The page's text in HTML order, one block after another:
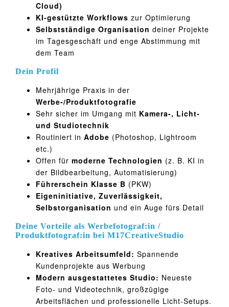
Cloud)
KI-gestützte Workflows zur Optimierung
Selbstständige Organisation deiner Projekte
im Tagesgeschäft und enge Abstimmung mit
dem Team
Dein Profil
Mehrjährige Praxis in der
Werbe-/Produktfotografie
Sehr sicher im Umgang mit Kamera-, Licht-
und Studiotechnik
Routiniert in Adobe (Photoshop, Lightroom
etc.)
Offen für moderne Technologien (z. B. KI in
der Bildbearbeitung, Automatisierung)
Führerschein Klasse B (PKW)
Eigeninitiative, Zuverlässigkeit,
Selbstorganisation und ein Auge fürs Detail
Deine Vorteile als Werbefotograf:in /
Produktfotograf:in bei M17CreativeStudio
Kreatives Arbeitsumfeld: Spannende
Kundenprojekte aus Werbung
Modern ausgestattetes Studio: Neueste
Foto- und Videotechnik, großzügige
Arbeitsflächen und professionelle Licht-Setups.